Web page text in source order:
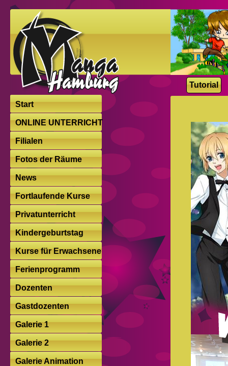
Tutorial
Start
ONLINE UNTERRICHT
Filialen
Fotos der Räume
News
Fortlaufende Kurse
Privatunterricht
Kindergeburtstag
Kurse für Erwachsene
Ferienprogramm
Dozenten
Gastdozenten
Galerie 1
Galerie 2
Galerie Animation